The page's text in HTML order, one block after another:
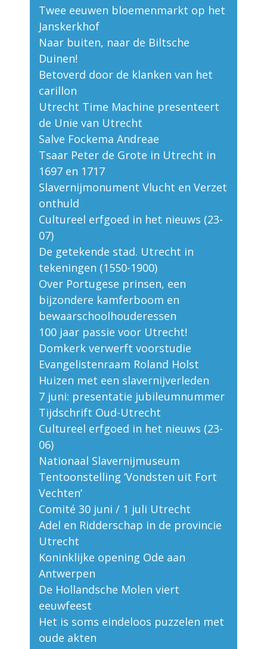
Twee eeuwen bloemenmarkt op het
Janskerkhof
Naar buiten, naar de Biltsche
Duinen!
Betoverd door de klanken van het
carillon
Utrecht Time Machine presenteert
de Unie van Utrecht
Salve Fockema Andreae
Tsaar Peter de Grote in Utrecht in
1697 en 1717
Slavernijmonument Vlucht en Verzet
onthuld
Cultureel erfgoed in het nieuws (23-
07)
De getekende stad. Utrecht in
tekeningen (1550-1900)
Over Portugese prinsen, een
bijzondere kamferboom en
bewaarschoolhouderessen
100 jaar passie voor Utrecht!
Domkerk verwerft voorstudie
Evangelistenraam Roland Holst
Huizen met een slavernijverleden
7 juni: presentatie jubileumnummer
Tijdschrift Oud-Utrecht
Cultureel erfgoed in het nieuws (23-
06)
Nationaal Slavernijmuseum
Tentoonstelling ‘Vondsten uit Fort
Vechten’
Comité 30 juni / 1 juli Utrecht
Adel en Ridderschap in de provincie
Utrecht
Koninklijke opening Ode aan
Antwerpen
De Hollandsche Molen viert
eeuwfeest
Het is soms eindeloos puzzelen met
oude akten